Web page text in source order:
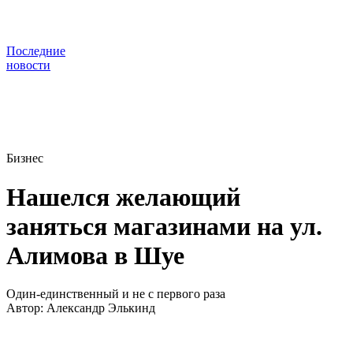
Последние
новости
Бизнес
Нашелся желающий
заняться магазинами на ул.
Алимова в Шуе
Один-единственный и не с первого раза
Автор: Александр Элькинд